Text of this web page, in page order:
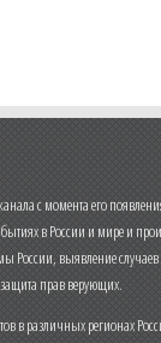
с момента его
в России и мире и
России, выявление
прав верующих.
в различных регионах